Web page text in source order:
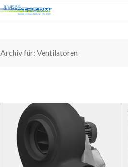
Archiv für: Ventilatoren